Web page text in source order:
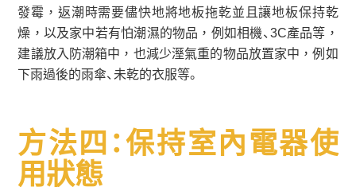
發霉，返潮時需要儘快地將地板拖乾並且讓地板保持乾
燥，以及家中若有怕潮濕的物品，例如相機、3C產品等，
建議放入防潮箱中，也減少溼氣重的物品放置家中，例如
下雨過後的雨傘、未乾的衣服等。
方法四：保持室內電器使
用狀態